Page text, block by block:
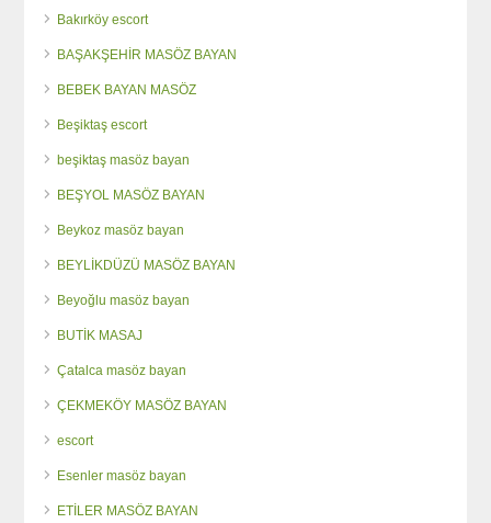
Bakırköy escort
BAŞAKŞEHİR MASÖZ BAYAN
BEBEK BAYAN MASÖZ
Beşiktaş escort
beşiktaş masöz bayan
BEŞYOL MASÖZ BAYAN
Beykoz masöz bayan
BEYLİKDÜZÜ MASÖZ BAYAN
Beyoğlu masöz bayan
BUTİK MASAJ
Çatalca masöz bayan
ÇEKMEKÖY MASÖZ BAYAN
escort
Esenler masöz bayan
ETİLER MASÖZ BAYAN